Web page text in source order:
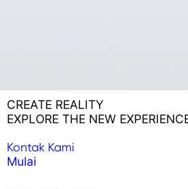
CREATE REALITY
EXPLORE THE NEW
Kontak Kami
Mulai